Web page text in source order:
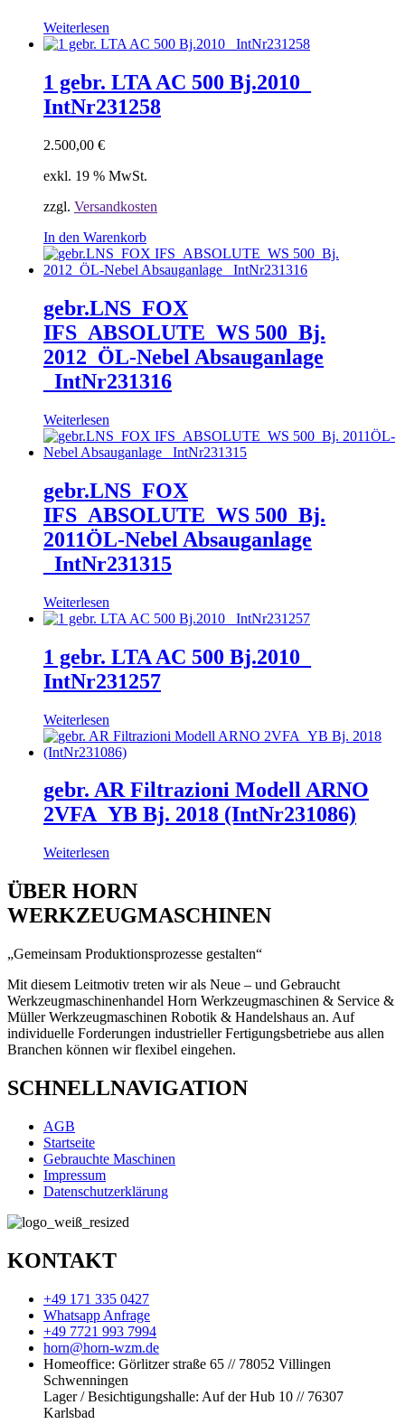
Weiterlesen
1 gebr. LTA AC 500 Bj.2010_
IntNr231258
2.500,00 €
exkl. 19 % MwSt.
zzgl. Versandkosten
In den Warenkorb
gebr.LNS_FOX
IFS_ABSOLUTE_WS 500_Bj.
2012_ÖL-Nebel Absauganlage
_IntNr231316
Weiterlesen
gebr.LNS_FOX
IFS_ABSOLUTE_WS 500_Bj.
2011ÖL-Nebel Absauganlage
_IntNr231315
Weiterlesen
1 gebr. LTA AC 500 Bj.2010_
IntNr231257
Weiterlesen
gebr. AR Filtrazioni Modell ARNO
2VFA_YB Bj. 2018 (IntNr231086)
Weiterlesen
ÜBER HORN
WERKZEUGMASCHINEN
„Gemeinsam Produktionsprozesse gestalten“
Mit diesem Leitmotiv treten wir als Neue – und Gebraucht
Werkzeugmaschinenhandel Horn Werkzeugmaschinen & Service &
Müller Werkzeugmaschinen Robotik & Handelshaus an. Auf
individuelle Forderungen industrieller Fertigungsbetriebe aus allen
Branchen können wirflexibel eingehen.
SCHNELLNAVIGATION
AGB
Startseite
Gebrauchte Maschinen
Impressum
Datenschutzerklärung
KONTAKT
+49 171 335 0427
Whatsapp Anfrage
+49 7721 993 7994
horn@horn-wzm.de
Homeoffice: Görlitzer straße 65 // 78052 Villingen
Schwenningen
Lager / Besichtigungshalle: Auf der Hub 10 // 76307
Karlsbad